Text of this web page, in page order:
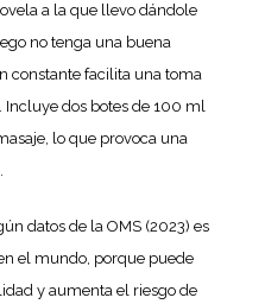
a la que llevo dándole
no tenga una buena
constante facilita una toma
Incluye dos botes de 100 ml
lo que provoca una
datos de la OMS (2023) es
el mundo, porque puede
y aumenta el riesgo de